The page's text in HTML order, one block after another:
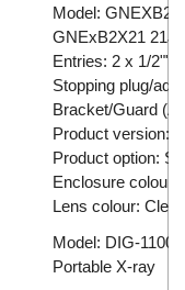
Model:
GNExB2X21 21J
Entries: 2 x 1/
Stopping plug/
Bracket/Guard
Product version:
Product option:
Enclosure colour:
Lens colour: Clear
Model: DIG-1100
Portable X-ray